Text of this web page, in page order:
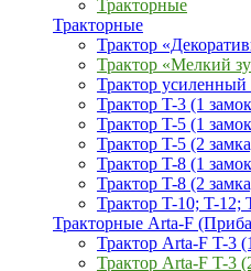
Тракторные
Тракторные
Трактор
Трактор «Мелкий
Трактор
Трактор T-3 (1
Трактор T-5 (1
Трактор T-5 (2
Трактор T-8 (1
Трактор T-8 (2
Трактор T-10; T-12;
Тракторные Arta-F
Трактор Arta-F T-3
Трактор Arta-F T-3